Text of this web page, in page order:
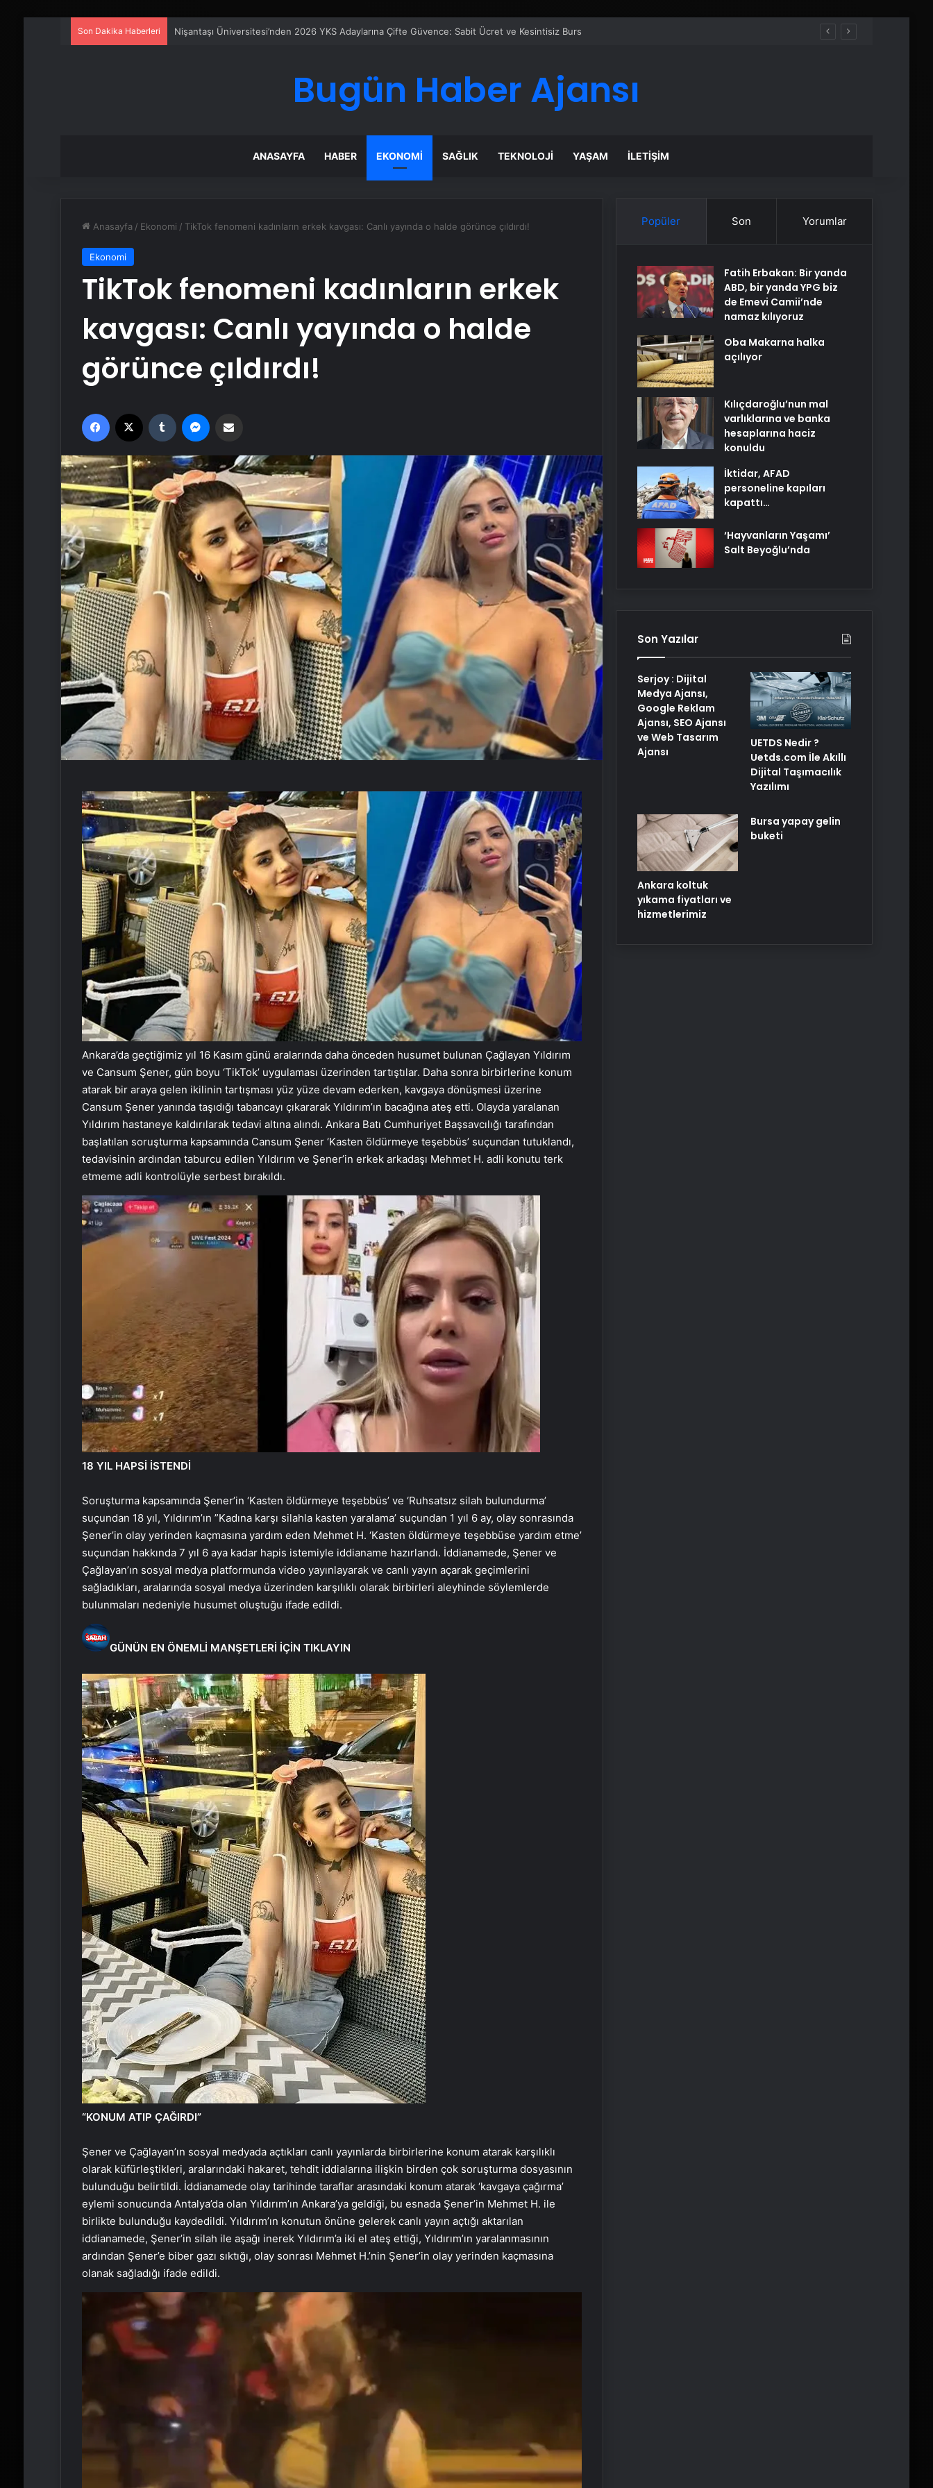
Son Dakika Haberleri Serjoy : Dijital Medya Ajansı, Google Reklam Ajansı, SEO Ajansı ve Web Tasarım Ajansı
Bugün Haber Ajansı
ANASAYFA HABER EKONOMI SAĞLIK TEKNOLOJI YAŞAM İLETIŞIM
Anasayfa / Ekonomi / TikTok fenomeni kadınların erkek kavgası: Canlı yayında o halde görünce çıldırdı!
Ekonomi
TikTok fenomeni kadınların erkek
kavgası: Canlı yayında o halde
görünce çıldırdı!
Facebook Tumblr
Ankara’da geçtiğimiz yıl 16 Kasım günü aralarında daha önceden husumet bulunan Çağlayan Yıldırım
ve Cansum Şener, gün boyu ‘TikTok’ uygulaması üzerinden tartıştılar. Daha sonra birbirlerine konum
atarak bir araya gelen ikilinin tartışması yüz yüze devam ederken, kavgaya dönüşmesi üzerine
Cansum Şener yanında taşıdığı tabancayı çıkararak Yıldırım’ın bacağına ateş etti. Olayda yaralanan
Yıldırım hastaneye kaldırılarak tedavi altına alındı. Ankara Batı Cumhuriyet Başsavcılığı tarafından
başlatılan soruşturma kapsamında Cansum Şener ‘Kasten öldürmeye teşebbüs’ suçundan tutuklandı,
tedavisinin ardından taburcu edilen Yıldırım ve Şener’in erkek arkadaşı Mehmet H. adli konutu terk
etmeme adli kontrolüyle serbest bırakıldı.
18 YIL HAPSİ İSTENDİ
Soruşturma kapsamında Şener’in ‘Kasten öldürmeye teşebbüs’ ve ‘Ruhsatsız silah bulundurma’
suçundan 18 yıl, Yıldırım’ın ”Kadına karşı silahla kasten yaralama’ suçundan 1 yıl 6 ay, olay sonrasında
Şener’in olay yerinden kaçmasına yardım eden Mehmet H. ‘Kasten öldürmeye teşebbüse yardım etme’
suçundan hakkında 7 yıl 6 aya kadar hapis istemiyle iddianame hazırlandı. İddianamede, Şener ve
Çağlayan’ın sosyal medya platformunda video yayınlayarak ve canlı yayın açarak geçimlerini
sağladıkları, aralarında sosyal medya üzerinden karşılıklı olarak birbirleri aleyhinde söylemlerde
bulunmaları nedeniyle husumet oluştuğu ifade edildi.
GÜNÜN EN ÖNEMLİ MANŞETLERİ İÇİN TIKLAYIN
“KONUM ATIP ÇAĞIRDI”
Şener ve Çağlayan’ın sosyal medyada açtıkları canlı yayınlarda birbirlerine konum atarak karşılıklı
olarak küfürleştikleri, aralarındaki hakaret, tehdit iddialarına ilişkin birden çok soruşturma dosyasının
bulunduğu belirtildi. İddianamede olay tarihinde taraflar arasındaki konum atarak ‘kavgaya çağırma’
eylemi sonucunda Antalya’da olan Yıldırım’ın Ankara’ya geldiği, bu esnada Şener’in Mehmet H. ile
birlikte bulunduğu kaydedildi. Yıldırım’ın konutun önüne gelerek canlı yayın açtığı aktarılan
iddianamede, Şener’in silah ile aşağı inerek Yıldırım’a iki el ateş ettiği, Yıldırım’ın yaralanmasının
ardından Şener’e biber gazı sıktığı, olay sonrası Mehmet H.’nin Şener’in olay yerinden kaçmasına
olanak sağladığı ifade edildi.
Popüler Son Yorumlar
Fatih Erbakan: Bir yanda
ABD, bir yanda YPG biz
de Emevi Camii’nde
namaz kılıyoruz
Oba Makarna halka
açılıyor
Kılıçdaroğlu’nun mal
varlıklarına ve banka
hesaplarına haciz
konuldu
İktidar, AFAD
personeline kapıları
kapattı…
‘Hayvanların Yaşamı’
Salt Beyoğlu’nda
Son Yazılar
Serjoy : Dijital
Medya Ajansı,
Google Reklam
Ajansı, SEO Ajansı
ve Web Tasarım
Ajansı
UETDS Nedir ?
Uetds.com İle Akıllı
Dijital Taşımacılık
Yazılımı
Ankara koltuk
yıkama fiyatları ve
hizmetlerimiz
Bursa yapay gelin
buketi